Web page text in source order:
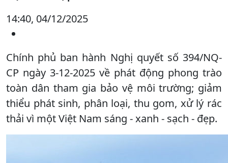
14:40, 04/12/2025
Chính phủ ban hành Nghị quyết số 394/NQ-
CP ngày 3-12-2025 về phát động phong trào
toàn dân tham gia bảo vệ môi trường; giảm
thiểu phát sinh, phân loại, thu gom, xử lý rác
thải vì một Việt Nam sáng - xanh - sạch - đẹp.